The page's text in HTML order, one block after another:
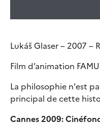
Lukáš Glaser – 2007 –
Film d’animation
La philosophie n'est
principal de cette
Cannes 2009: